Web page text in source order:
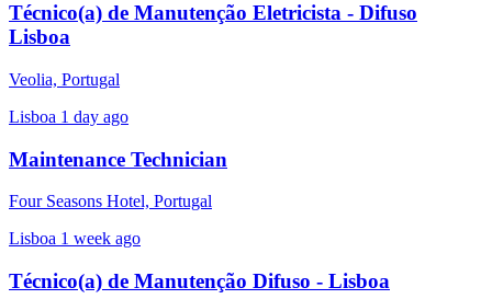
Técnico(a) de Manutenção Eletricista - Difuso
Lisboa
Veolia, Portugal
Lisboa 1 day ago
Maintenance Technician
Four Seasons Hotel, Portugal
Lisboa 1 week ago
Técnico(a) de Manutenção Difuso - Lisboa